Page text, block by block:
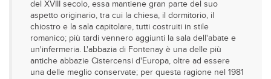
del XVIII secolo, essa mantiene gran parte del suo
aspetto originario, tra cui la chiesa, il dormitorio, il
chiostro e la sala capitolare, tutti costruiti in stile
romanico; più tardi vennero aggiunti la sala dell'abate e
un'infermeria. L'abbazia di Fontenay è una delle più
antiche abbazie Cistercensi d'Europa, oltre ad essere
una delle meglio conservate; per questa ragione nel 1981